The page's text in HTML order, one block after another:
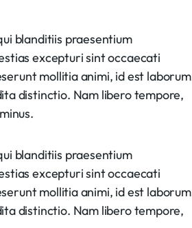
blanditiis praesentium
excepturi sint occaecati
mollitia animi, id est laborum
distinctio. Nam libero tempore,
blanditiis praesentium
excepturi sint occaecati
mollitia animi, id est laborum
distinctio. Nam libero tempore,